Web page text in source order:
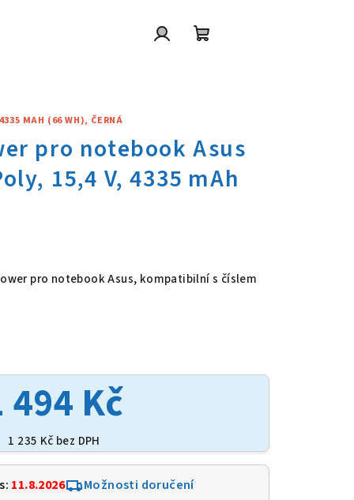
MAH (66 WH), ČERNÁ
pro notebook Asus
pro notebook Asus, kompatibilní s číslem
494 Kč
1 235 Kč bez DPH
11.8.2026 Možnosti doručení